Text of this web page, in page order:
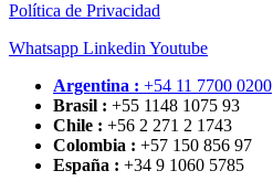
Política de Privacidad
Whatsapp Linkedin Youtube
Argentina : +54 11 7700 0200
Brasil : +55 1148 1075 93
Chile : +56 2 271 2 1743
Colombia : +57 150 856 97
España : +34 9 1060 5785